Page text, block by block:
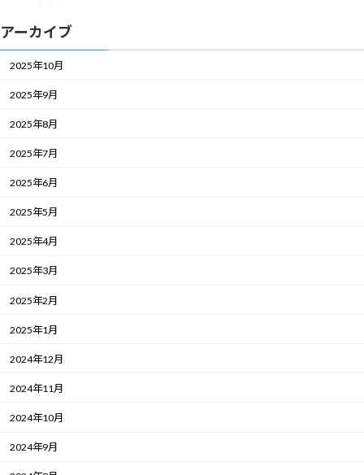
アーカイブ
2025年10月
2025年9月
2025年8月
2025年7月
2025年6月
2025年5月
2025年4月
2025年3月
2025年2月
2025年1月
2024年12月
2024年11月
2024年10月
2024年9月